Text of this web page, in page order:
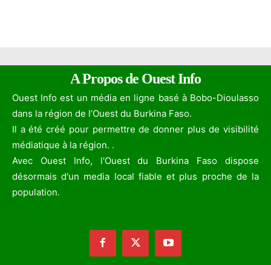
A Propos de Ouest Info
Ouest Info est un média en ligne basé à Bobo-Dioulasso
dans la région de l’Ouest du Burkina Faso.
Il a été créé pour permettre de donner plus de visibilité
médiatique à la région. .
Avec Ouest Info, l'Ouest du Burkina Faso dispose
désormais d'un media local fiable et plus proche de la
population.